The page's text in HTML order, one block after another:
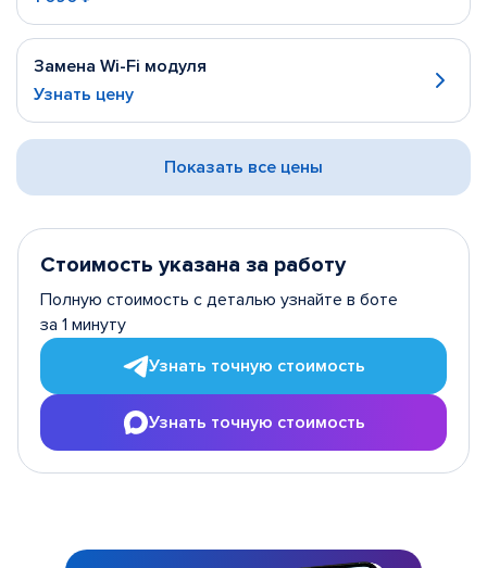
Замена Wi-Fi модуля
Узнать цену
Показать все цены
Стоимость указана за работу
Полную стоимость с деталью узнайте в боте
за 1 минуту
Узнать точную стоимость
Узнать точную стоимость